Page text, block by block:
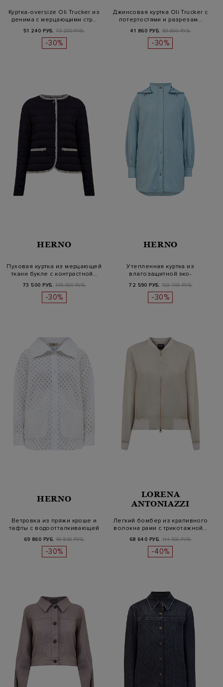
Куртка-oversize Oli Trucker из
денима с мерцающими стр…
51 240 РУБ. 73 200 РУБ.
-30%
Джинсовая куртка Oli Trucker с
потертостями и разрезам…
41 860 РУБ. 59 800 РУБ.
-30%
HERNO
Пуховая куртка из мерцающей
ткани букле с контрастной…
73 500 РУБ. 105 000 РУБ.
-30%
HERNO
Утепленная куртка из
влагозащитной эко-
микрофибры с ка…
72 590 РУБ. 103 700 РУБ.
-30%
HERNO
Ветровка из пряжи кроше и
тафты с водоотталкивающей
пр…
69 860 РУБ. 99 800 РУБ.
-30%
LORENA
ANTONIAZZI
Легкий бомбер из крапивного
волокна рами с трикотажной…
68 640 РУБ. 114 400 РУБ.
-40%